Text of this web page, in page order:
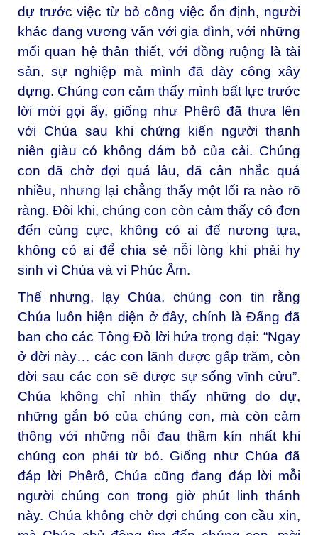
dự trước việc từ bỏ công việc ổn định, người
khác đang vương vấn với gia đình, với những
mối quan hệ thân thiết, với đồng ruộng là tài
sản, sự nghiệp mà mình đã dày công xây
dựng. Chúng con cảm thấy mình bất lực trước
lời mời gọi ấy, giống như Phêrô đã thưa lên
với Chúa sau khi chứng kiến người thanh
niên giàu có không dám bỏ của cải. Chúng
con đã chờ đợi quá lâu, đã cân nhắc quá
nhiều, nhưng lại chẳng thấy một lối ra nào rõ
ràng. Đôi khi, chúng con còn cảm thấy cô đơn
đến cùng cực, không có ai để nương tựa,
không có ai để chia sẻ nỗi lòng khi phải hy
sinh vì Chúa và vì Phúc Âm.
Thế nhưng, lạy Chúa, chúng con tin rằng
Chúa luôn hiện diện ở đây, chính là Đấng đã
ban cho các Tông Đồ lời hứa trọng đại: “Ngay
ở đời này… các con lãnh được gấp trăm, còn
đời sau các con sẽ được sự sống vĩnh cửu”.
Chúa không chỉ nhìn thấy những do dự,
những gắn bó của chúng con, mà còn cảm
thông với những nỗi đau thầm kín nhất khi
chúng con phải từ bỏ. Giống như Chúa đã
đáp lời Phêrô, Chúa cũng đang đáp lời mỗi
người chúng con trong giờ phút linh thánh
này. Chúa không chờ đợi chúng con cầu xin,